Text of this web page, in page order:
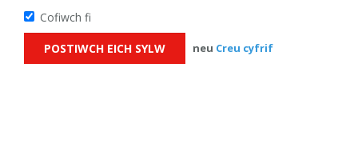
Cofiwch fi
neu Creu cyfrif